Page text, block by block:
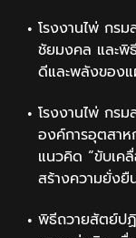
โรงงานไพ่ กร
ชัยมงคล และพิ
ดีและพลังของแ
โรงงานไพ่ กร
องค์การอุตสา
แนวคิด “ขับเค
สร้างความยั่งยื
พิธีถวายสัตย์ป